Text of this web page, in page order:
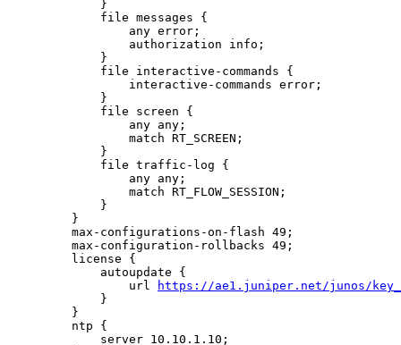
        }
        file messages {
            any error;
            authorization info;
        }
        file interactive-commands {
            interactive-commands error;
        }
        file screen {
            any any;
            match RT_SCREEN;
        }
        file traffic-log {
            any any;
            match RT_FLOW_SESSION;
        }
    }
    max-configurations-on-flash 49;
    max-configuration-rollbacks 49;
    license {
        autoupdate {
            url
https://ae1.juniper.net/junos/
        }
    }
    ntp {
        server 10.10.1.10;